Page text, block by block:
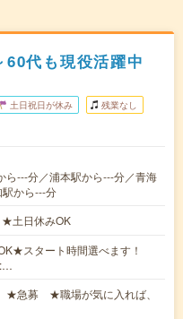
60代も現役活躍中
土日祝日が休み 残業なし
ら---分／浦本駅から---分／青海
から---分
土日休みOK
スタート時間選べます！
★急募 ★職場が気に入れば、